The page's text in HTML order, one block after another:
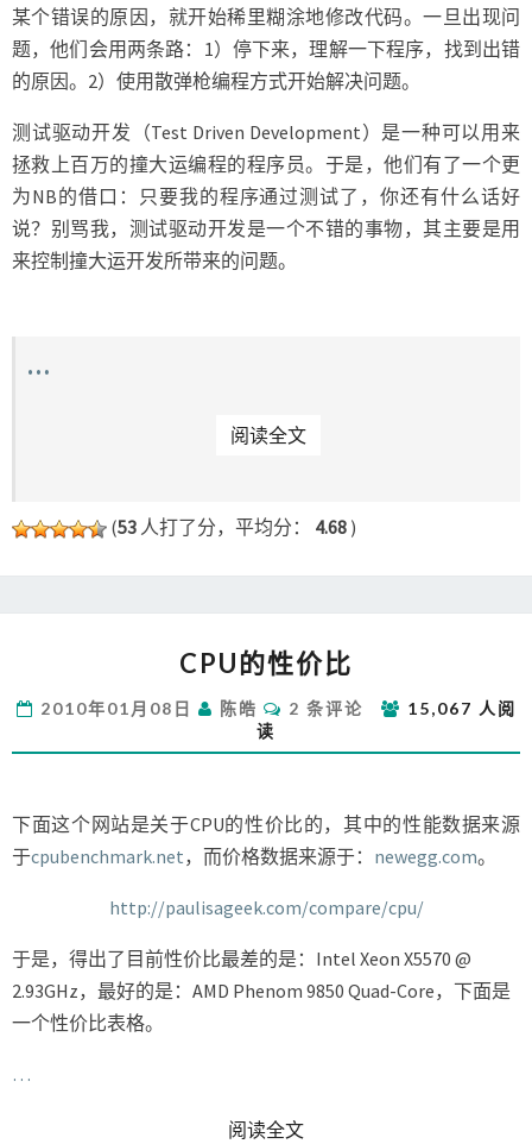
某个错误的原因，就开始稀里糊涂地修改代码。一旦出现问
题，他们会用两条路：1）停下来，理解一下程序，找到出错
的原因。2）使用散弹枪编程方式开始解决问题。
测试驱动开发（Test Driven Development）是一种可以用来
拯救上百万的撞大运编程的程序员。于是，他们有了一个更
为NB的借口：只要我的程序通过测试了，你还有什么话好
说？别骂我，测试驱动开发是一个不错的事物，其主要是用
来控制撞大运开发所带来的问题。
…
阅读全文READ MORE
(53 人打了分，平均分： 4.68 )
的
价
比
CPU的性价比
2010年01月08日 陈皓
评
论
2 条评论
15,067 人阅
读
下面这个网站是关于CPU的性价比的，其中的性能数据来源
于cpubenchmark.net，而价格数据来源于： newegg.com。
http://paulisageek.com/compare/cpu/
于是，得出了目前性价比最差的是：Intel Xeon X5570 @
2.93GHz，最好的是：AMD Phenom 9850 Quad-Core，下面是
一个性价比表格。
…
阅读全文READ MORE